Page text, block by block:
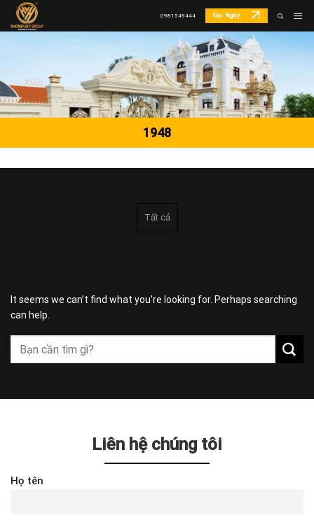
Skip
0981549444 Gọi Ngay
1948
Tất cả
It seems we can’t find what you’re looking for. Perhaps searching
can help.
Liên hệ chúng tôi
Họ tên